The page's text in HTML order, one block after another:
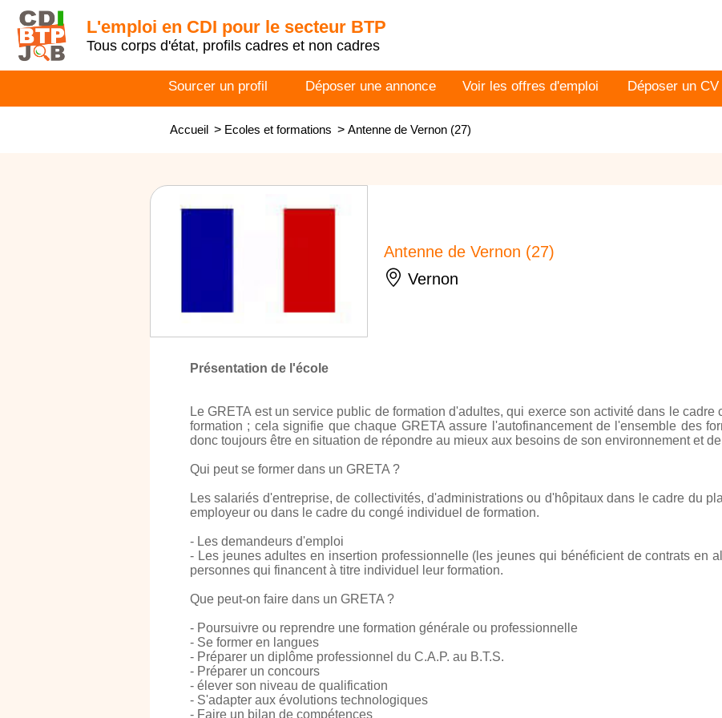
L'emploi en CDI pour le secteur BTP
Tous corps d'état, profils cadres et non cadres
Sourcer un profil Déposer une annonce Voir les offres d'emploi Déposer un CV
Accueil > Ecoles et formations > Antenne de Vernon (27)
Antenne de Vernon (27)
Vernon
Présentation de l'école
Le GRETA est un service public de formation d'adultes, qui exerce son activité dans le cadre
formation ; cela signifie que chaque GRETA assure l'autofinancement de l'ensemble des
donc toujours être en situation de répondre au mieux aux besoins de son environnement et
Qui peut se former dans un GRETA ?
Les salariés d'entreprise, de collectivités, d'administrations ou d'hôpitaux dans le cadre du
employeur ou dans le cadre du congé individuel de formation.
- Les demandeurs d'emploi
- Les jeunes adultes en insertion professionnelle (les jeunes qui bénéficient de contrats en
personnes qui financent à titre individuel leur formation.
Que peut-on faire dans un GRETA ?
- Poursuivre ou reprendre une formation générale ou professionnelle
- Se former en langues
- Préparer un diplôme professionnel du C.A.P. au B.T.S.
- Préparer un concours
- élever son niveau de qualification
- S'adapter aux évolutions technologiques
- Faire un bilan de compétences